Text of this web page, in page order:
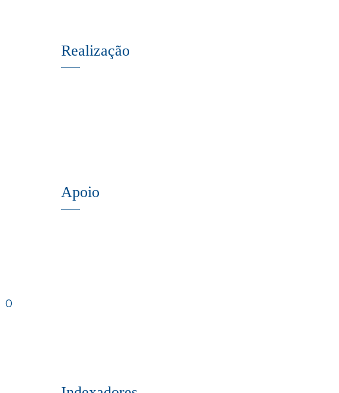
0
Realização
Apoio